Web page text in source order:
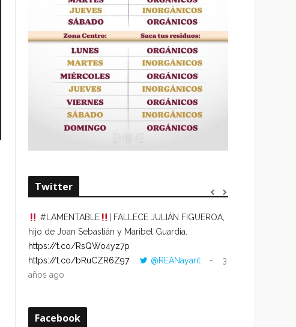
Twitter
#LAMENTABLE
| FALLECE JULIÁN FIGUEROA,
hijo de Joan Sebastián y Maribel Guardia.
https://t.co/RsQWo4yz7p
https://t.co/bRuCZR6Z97
@REANayarit
3
años ago
Facebook